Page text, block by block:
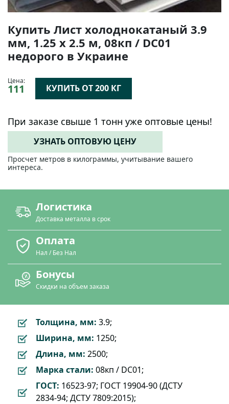
Купить Лист холоднокатаный 3.9
мм, 1.25 х 2.5 м, 08кп / DC01
недорого в Украине
Цена:
111 КУПИТЬ ОТ 200 КГ
При заказе свыше 1 тонн уже оптовые цены!
УЗНАТЬ ОПТОВУЮ ЦЕНУ
Просчет метров в килограммы, учитывание вашего
интереса.
Логистика
Доставка металла в срок
Оплата
Нал / Без Нал
Бонусы
Скидки на объем заказа
Толщина, мм: 3.9;
Ширина, мм: 1250;
Длина, мм: 2500;
Марка стали: 08кп / DC01;
ГОСТ: 16523-97; ГОСТ 19904-90 (ДСТУ
2834-94; ДСТУ 7809:2015);